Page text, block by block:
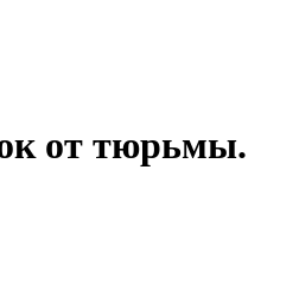
от тюрьмы.